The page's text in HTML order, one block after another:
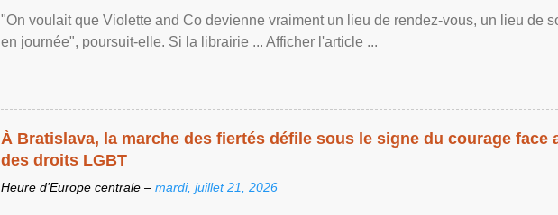
"On voulait que Violette and Co devienne vraiment un lieu de rendez-vous, un lieu de
en journée", poursuit-elle. Si la librairie ... Afficher l'article ...
À Bratislava, la marche des fiertés défile sous le signe du courage face
des droits LGBT
Heure d’Europe centrale – mardi, juillet 21, 2026